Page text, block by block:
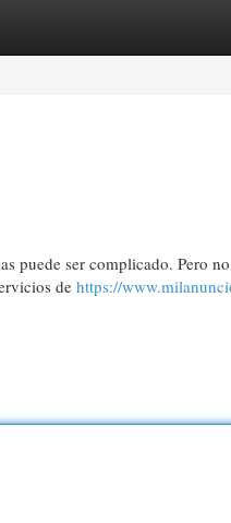
puede ser complicado. Pero
de https://